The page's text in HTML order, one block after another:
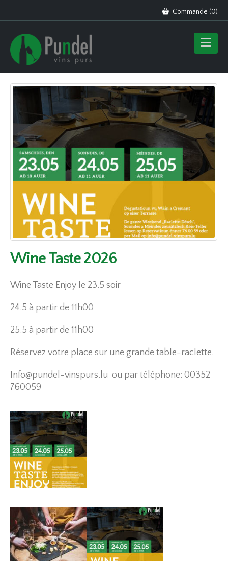
Commande (0)
Wine Taste 2026
Wine Taste Enjoy le 23.5 soir
24.5 à partir de 11h00
25.5 à partir de 11h00
Réservez votre place sur une grande table-raclette.
Info@pundel-vinspurs.lu ou par téléphone: 00352
760059